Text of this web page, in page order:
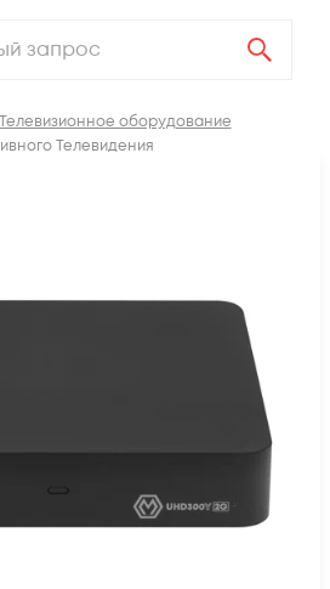
Телевизионное оборудование
Телевидения